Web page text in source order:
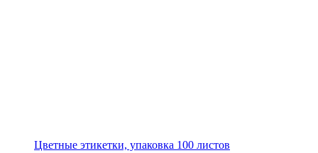
Цветные этикетки, упаковка 100 листов